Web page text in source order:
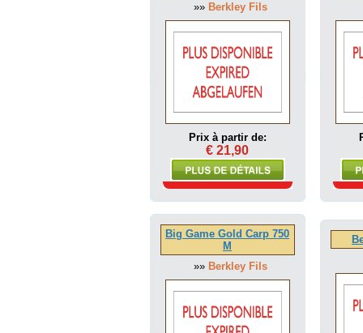
»» Berkley Fils
Prix à partir de:
€ 21,90
Big Game Gold Carp 750
M
»» Berkley Fils